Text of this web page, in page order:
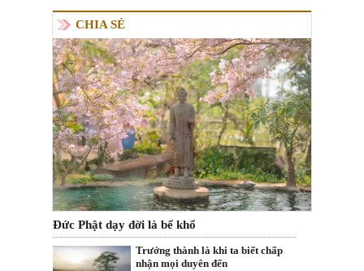
CHIA SẺ
Đức Phật dạy đời là bể khổ
Trưởng thành là khi ta biết chấp
nhận mọi duyên đến